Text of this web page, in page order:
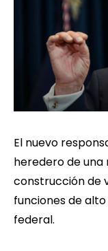
El nuevo
heredero de
construcción de
funciones de
federal.